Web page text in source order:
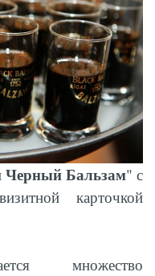
Черный Бальзам" с
карточкой
множество